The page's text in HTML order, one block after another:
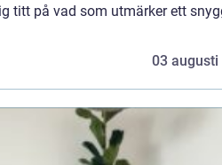
titt på vad som utmärker ett
03 augusti